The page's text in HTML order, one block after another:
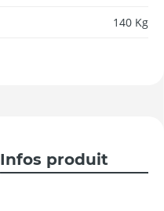
140 Kg
Infos produit